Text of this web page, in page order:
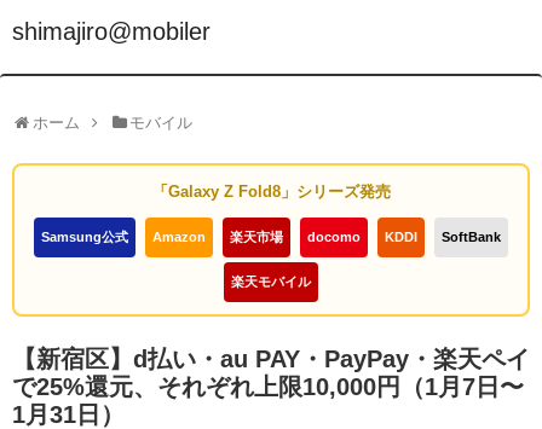
shimajiro@mobiler
ホーム モバイル
「Galaxy Z Fold8」シリーズ発売
Samsung公式 Amazon 楽天市場 docomo KDDI SoftBank
楽天モバイル
【新宿区】d払い・au PAY・PayPay・楽天ペイ
で25%還元、それぞれ上限10,000円（1月7日〜
1月31日）